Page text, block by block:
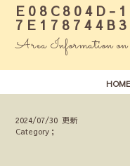
E08C804D-
Area Information
HOME
2024/07/30 更新
Category；